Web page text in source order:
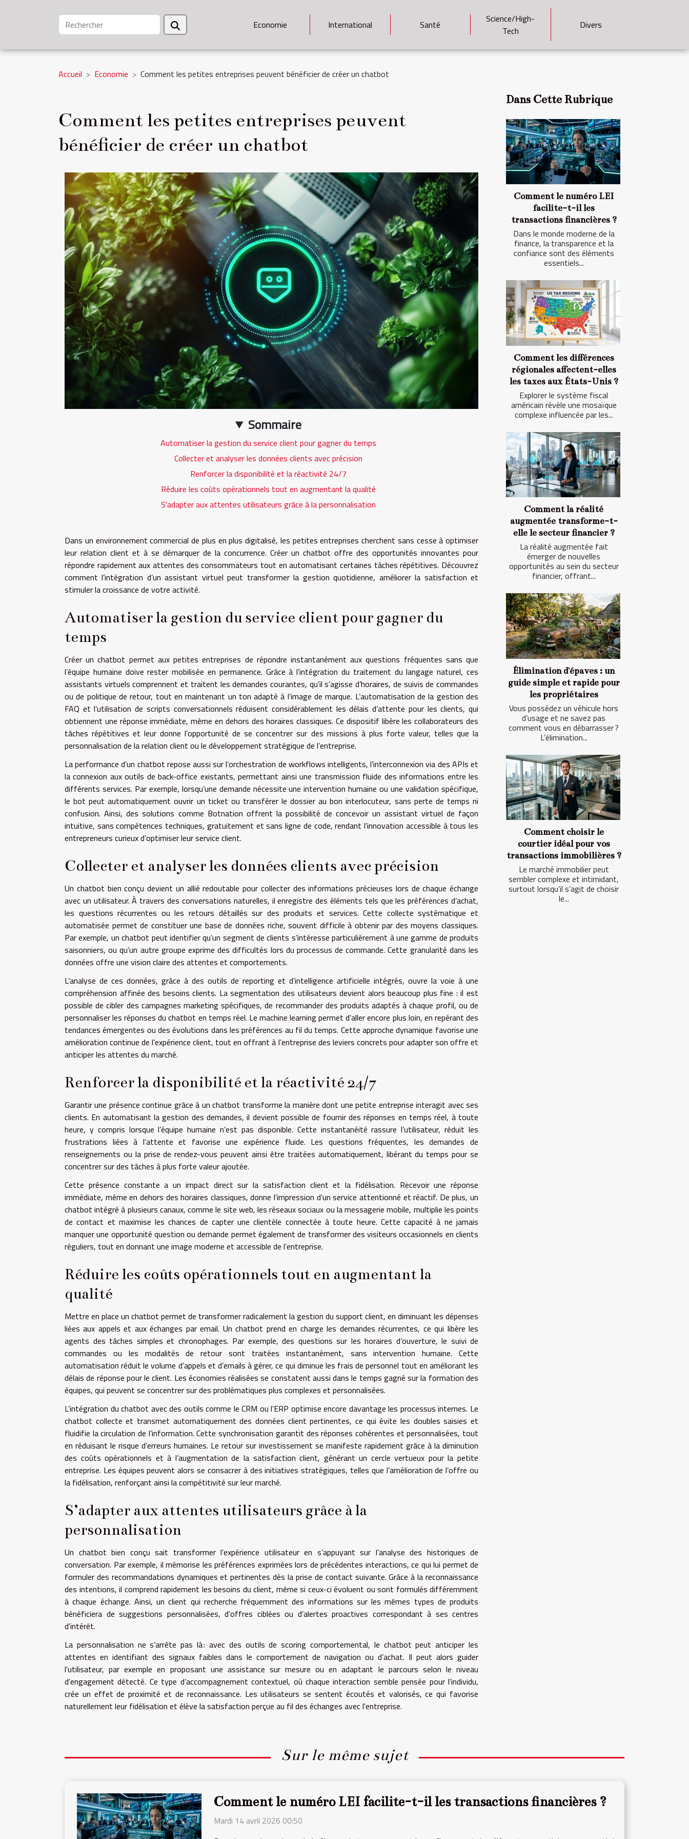
Economie International Santé
Science/High-
Tech
Divers
Accueil Economie Comment les petites entreprises peuvent bénéficier de créer un chatbot
Comment les petites entreprises peuvent
bénéficier de créer un chatbot
Sommaire
Automatiser la gestion du service client pour gagner du temps
Collecter et analyser les données clients avec précision
Renforcer la disponibilité et la réactivité 24/7
Réduire les coûts opérationnels tout en augmentant la qualité
S’adapter aux attentes utilisateurs grâce à la personnalisation
Dans un environnement commercial de plus en plus digitalisé, les petites entreprises cherchent sans cesse à optimiser
leur relation client et à se démarquer de la concurrence. Créer un chatbot offre des opportunités innovantes pour
répondre rapidement aux attentes des consommateurs tout en automatisant certaines tâches répétitives. Découvrez
comment l’intégration d’un assistant virtuel peut transformer la gestion quotidienne, améliorer la satisfaction et
stimuler la croissance de votre activité.
Automatiser la gestion du service client pour gagner du
temps
Créer un chatbot permet aux petites entreprises de répondre instantanément aux questions fréquentes sans que
l’équipe humaine doive rester mobilisée en permanence. Grâce à l’intégration du traitement du langage naturel, ces
assistants virtuels comprennent et traitent les demandes courantes, qu’il s’agisse d’horaires, de suivis de commandes
ou de politique de retour, tout en maintenant un ton adapté à l’image de marque. L’automatisation de la gestion des
FAQ et l’utilisation de scripts conversationnels réduisent considérablement les délais d’attente pour les clients, qui
obtiennent une réponse immédiate, même en dehors des horaires classiques. Ce dispositif libère les collaborateurs des
tâches répétitives et leur donne l’opportunité de se concentrer sur des missions à plus forte valeur, telles que la
personnalisation de la relation client ou le développement stratégique de l’entreprise.
La performance d’un chatbot repose aussi sur l’orchestration de workflows intelligents, l’interconnexion via des APIs et
la connexion aux outils de back-office existants, permettant ainsi une transmission fluide des informations entre les
différents services. Par exemple, lorsqu’une demande nécessite une intervention humaine ou une validation spécifique,
le bot peut automatiquement ouvrir un ticket ou transférer le dossier au bon interlocuteur, sans perte de temps ni
confusion. Ainsi, des solutions comme Botnation offrent la possibilité de concevoir un assistant virtuel de façon
intuitive, sans compétences techniques, gratuitement et sans ligne de code, rendant l’innovation accessible à tous les
entrepreneurs curieux d’optimiser leur service client.
Collecter et analyser les données clients avec précision
Un chatbot bien conçu devient un allié redoutable pour collecter des informations précieuses lors de chaque échange
avec un utilisateur. À travers des conversations naturelles, il enregistre des éléments tels que les préférences d’achat,
les questions récurrentes ou les retours détaillés sur des produits et services. Cette collecte systématique et
automatisée permet de constituer une base de données riche, souvent difficile à obtenir par des moyens classiques.
Par exemple, un chatbot peut identifier qu’un segment de clients s’intéresse particulièrement à une gamme de produits
saisonniers, ou qu’un autre groupe exprime des difficultés lors du processus de commande. Cette granularité dans les
données offre une vision claire des attentes et comportements.
L’analyse de ces données, grâce à des outils de reporting et d’intelligence artificielle intégrés, ouvre la voie à une
compréhension affinée des besoins clients. La segmentation des utilisateurs devient alors beaucoup plus fine : il est
possible de cibler des campagnes marketing spécifiques, de recommander des produits adaptés à chaque profil, ou de
personnaliser les réponses du chatbot en temps réel. Le machine learning permet d’aller encore plus loin, en repérant des
tendances émergentes ou des évolutions dans les préférences au fil du temps. Cette approche dynamique favorise une
amélioration continue de l’expérience client, tout en offrant à l’entreprise des leviers concrets pour adapter son offre et
anticiper les attentes du marché.
Renforcer la disponibilité et la réactivité 24/7
Garantir une présence continue grâce à un chatbot transforme la manière dont une petite entreprise interagit avec ses
clients. En automatisant la gestion des demandes, il devient possible de fournir des réponses en temps réel, à toute
heure, y compris lorsque l’équipe humaine n’est pas disponible. Cette instantanéité rassure l’utilisateur, réduit les
frustrations liées à l’attente et favorise une expérience fluide. Les questions fréquentes, les demandes de
renseignements ou la prise de rendez-vous peuvent ainsi être traitées automatiquement, libérant du temps pour se
concentrer sur des tâches à plus forte valeur ajoutée.
Cette présence constante a un impact direct sur la satisfaction client et la fidélisation. Recevoir une réponse
immédiate, même en dehors des horaires classiques, donne l’impression d’un service attentionné et réactif. De plus, un
chatbot intégré à plusieurs canaux, comme le site web, les réseaux sociaux ou la messagerie mobile, multiplie les points
de contact et maximise les chances de capter une clientèle connectée à toute heure. Cette capacité à ne jamais
manquer une opportunité question ou demande permet également de transformer des visiteurs occasionnels en clients
réguliers, tout en donnant une image moderne et accessible de l’entreprise.
Réduire les coûts opérationnels tout en augmentant la
qualité
Mettre en place un chatbot permet de transformer radicalement la gestion du support client, en diminuant les dépenses
liées aux appels et aux échanges par email. Un chatbot prend en charge les demandes récurrentes, ce qui libère les
agents des tâches simples et chronophages. Par exemple, des questions sur les horaires d’ouverture, le suivi de
commandes ou les modalités de retour sont traitées instantanément, sans intervention humaine. Cette
automatisation réduit le volume d’appels et d’emails à gérer, ce qui diminue les frais de personnel tout en améliorant les
délais de réponse pour le client. Les économies réalisées se constatent aussi dans le temps gagné sur la formation des
équipes, qui peuvent se concentrer sur des problématiques plus complexes et personnalisées.
L’intégration du chatbot avec des outils comme le CRM ou l’ERP optimise encore davantage les processus internes. Le
chatbot collecte et transmet automatiquement des données client pertinentes, ce qui évite les doubles saisies et
fluidifie la circulation de l’information. Cette synchronisation garantit des réponses cohérentes et personnalisées, tout
en réduisant le risque d’erreurs humaines. Le retour sur investissement se manifeste rapidement grâce à la diminution
des coûts opérationnels et à l’augmentation de la satisfaction client, générant un cercle vertueux pour la petite
entreprise. Les équipes peuvent alors se consacrer à des initiatives stratégiques, telles que l’amélioration de l’offre ou
la fidélisation, renforçant ainsi la compétitivité sur leur marché.
S’adapter aux attentes utilisateurs grâce à la
personnalisation
Un chatbot bien conçu sait transformer l’expérience utilisateur en s’appuyant sur l’analyse des historiques de
conversation. Par exemple, il mémorise les préférences exprimées lors de précédentes interactions, ce qui lui permet de
formuler des recommandations dynamiques et pertinentes dès la prise de contact suivante. Grâce à la reconnaissance
des intentions, il comprend rapidement les besoins du client, même si ceux-ci évoluent ou sont formulés différemment
à chaque échange. Ainsi, un client qui recherche fréquemment des informations sur les mêmes types de produits
bénéficiera de suggestions personnalisées, d’offres ciblées ou d’alertes proactives correspondant à ses centres
d’intérêt.
La personnalisation ne s’arrête pas là : avec des outils de scoring comportemental, le chatbot peut anticiper les
attentes en identifiant des signaux faibles dans le comportement de navigation ou d’achat. Il peut alors guider
l’utilisateur, par exemple en proposant une assistance sur mesure ou en adaptant le parcours selon le niveau
d’engagement détecté. Ce type d’accompagnement contextuel, où chaque interaction semble pensée pour l’individu,
crée un effet de proximité et de reconnaissance. Les utilisateurs se sentent écoutés et valorisés, ce qui favorise
naturellement leur fidélisation et élève la satisfaction perçue au fil des échanges avec l'entreprise.
Dans Cette Rubrique
Comment le numéro LEI
facilite-t-il les
transactions financières ?
Dans le monde moderne de la
finance, la transparence et la
confiance sont des éléments
essentiels...
Comment les différences
régionales affectent-elles
les taxes aux États-Unis ?
Explorer le système fiscal
américain révèle une mosaïque
complexe influencée par les...
Comment la réalité
augmentée transforme-t-
elle le secteur financier ?
La réalité augmentée fait
émerger de nouvelles
opportunités au sein du secteur
financier, offrant...
Élimination d'épaves : un
guide simple et rapide pour
les propriétaires
Vous possédez un véhicule hors
d’usage et ne savez pas
comment vous en débarrasser ?
L’élimination...
Comment choisir le
courtier idéal pour vos
transactions immobilières ?
Le marché immobilier peut
sembler complexe et intimidant,
surtout lorsqu’il s’agit de choisir
le...
Sur le même sujet
Comment le numéro LEI facilite-t-il les transactions financières ?
Mardi 14 avril 2026 00:50